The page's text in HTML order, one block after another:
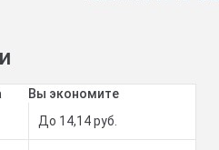
Вы экономите
До 14,14 руб.